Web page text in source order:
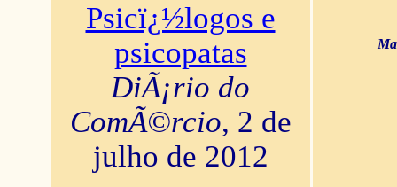
Psicï¿½logos e
psicopatas
DiÃ¡rio do
ComÃ©rcio, 2 de
julho de 2012